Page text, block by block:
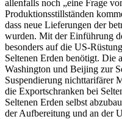
allenfalls noch „eine Frage
Produktionsstillständen
dass neue Lieferungen der
wurden. Mit der Einführung
besonders auf die US-
Seltenen Erden benötigt. Die
Washington und Beijing zur
Suspendierung nichttarifärer
die Exportschranken bei
Seltenen Erden selbst
der Aufbereitung und an der